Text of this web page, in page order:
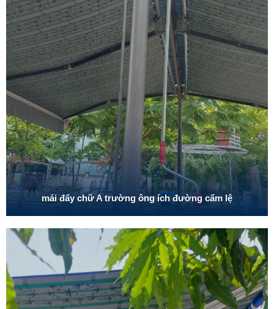
mái đẩy chữ A trường ông ích đường cẩm lệ